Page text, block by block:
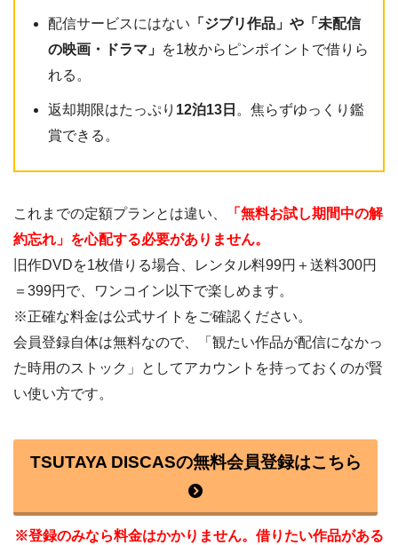
配信サービスにはない 「ジブリ作品」や「未配信
の映画・ドラマ」 を1枚からピンポイントで借りら
れる。
返却期限はたっぷり 12泊13日 。焦らずゆっくり鑑
賞できる。
これまでの定額プランとは違い、
「無料お試し期間中の解
約忘れ」を心配する必要がありません。
旧作DVDを1枚借りる場合、レンタル料99円＋送料300円
＝399円で、ワンコイン以下で楽しめます。
※正確な料金は公式サイトをご確認ください。
会員登録自体は無料なので、「観たい作品が配信になかっ
た時用のストック」としてアカウントを持っておくのが賢
い使い方です。
TSUTAYA DISCASの無料会員登録はこちら
※登録のみなら料金はかかりません。借りたい作品がある